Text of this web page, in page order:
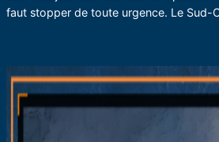
faut stopper de toute urgence. Le Sud-